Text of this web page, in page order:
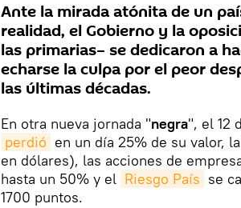
Ante la mirada atónita de un
realidad, el Gobierno y la
las primarias– se dedicaron a
echarse la culpa por el peor
las últimas décadas.
En otra nueva jornada "negra", el 12
perdió en un día 25% de su valor,
en dólares), las acciones de
hasta un 50% y el Riesgo País se
1700 puntos.